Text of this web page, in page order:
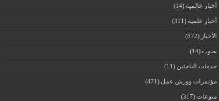
أخبار عالمية (14)
أخبار علمية (311)
الأخبار (872)
بحوث (14)
خدمات الباحثين (11)
مؤتمرات وورش عمل (471)
منوعات (317)